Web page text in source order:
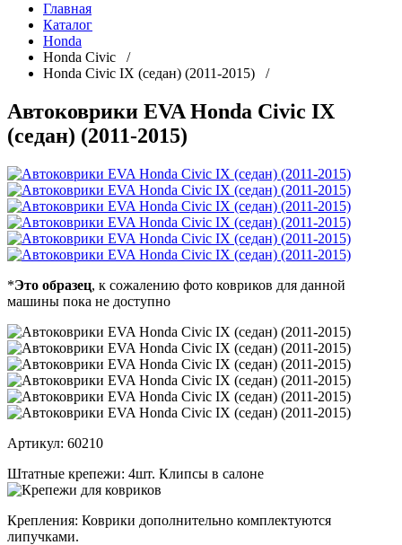
Главная
Каталог
Honda
Honda Civic /
Honda Civic IX (седан) (2011-2015) /
Автоковрики EVA Honda Civic IX
(седан) (2011-2015)
*Это образец, к сожалению фото ковриков для данной
машины пока не доступно
Артикул: 60210
Штатные крепежи: 4шт. Клипсы в салоне
Крепления: Коврики дополнительно комплектуются
липучками.